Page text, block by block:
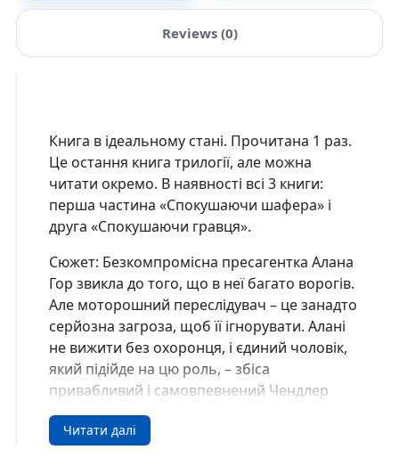
Reviews (0)
Книга в ідеальному стані. Прочитана 1 раз.
Це остання книга трилогії, але можна
читати окремо. В наявності всі 3 книги:
перша частина «Спокушаючи шафера» і
друга «Спокушаючи гравця».
Сюжет: Безкомпромісна пресагентка Алана
Гор звикла до того, що в неї багато ворогів.
Але моторошний переслідувач – це занадто
серйозна загроза, щоб її ігнорувати. Алані
не вижити без охоронця, і єдиний чоловік,
який підійде на цю роль, – збіса
привабливий і самовпевнений Чендлер
Ґембл.
Чендлер Ґембл має правило: не працювати
Читати далі